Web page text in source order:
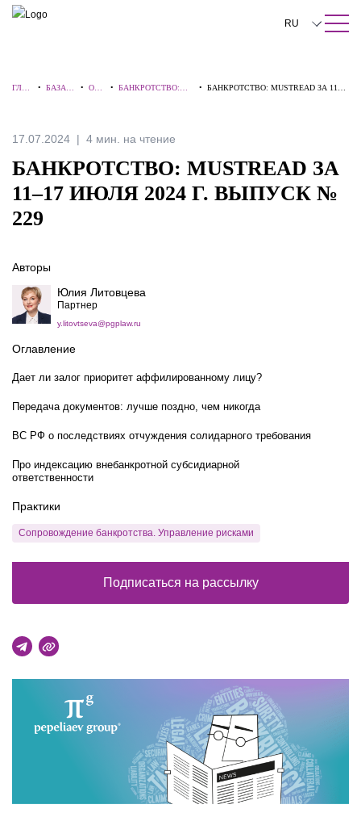
ПОИСК ПО САЙТУ Закрыть
RU
中文
Italiano
ГЛА
• БАЗА
• ОБЗ
•БАНКРОТСТВО:
•БАНКРОТСТВО: MUSTREAD ЗА 11–
17.07.2024 4 мин. на чтение
БАНКРОТСТВО: MUSTREAD ЗА
11–17 ИЮЛЯ 2024 Г. ВЫПУСК №
229
Авторы
Юлия Литовцева
Партнер
y.litovtseva@pgplaw.ru
Оглавление
Дает ли залог приоритет аффилированному лицу?
Передача документов: лучше поздно, чем никогда
ВС РФ о последствиях отчуждения солидарного требования
Про индексацию внебанкротной субсидиарной
ответственности
Практики
Сопровождение банкротства. Управление рисками
Подписаться на рассылку